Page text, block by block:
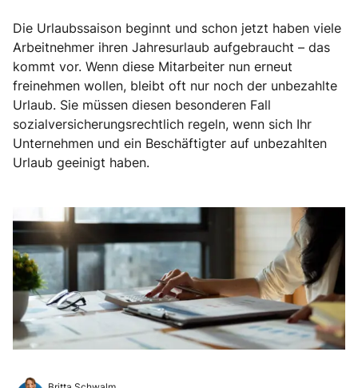
Die Urlaubssaison beginnt und schon jetzt haben viele
Arbeitnehmer ihren Jahresurlaub aufgebraucht – das
kommt vor. Wenn diese Mitarbeiter nun erneut
freinehmen wollen, bleibt oft nur noch der unbezahlte
Urlaub. Sie müssen diesen besonderen Fall
sozialversicherungsrechtlich regeln, wenn sich Ihr
Unternehmen und ein Beschäftigter auf unbezahlten
Urlaub geeinigt haben.